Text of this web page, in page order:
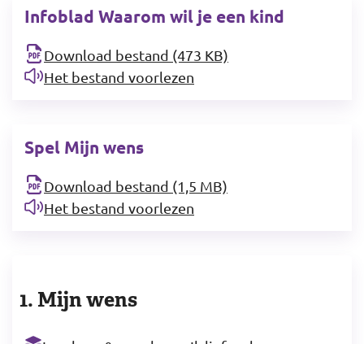
Infoblad Waarom wil je een kind
Download bestand (473 KB)
Het bestand voorlezen
Spel Mijn wens
Download bestand (1,5 MB)
Het bestand voorlezen
1. Mijn wens